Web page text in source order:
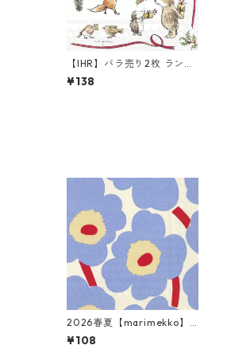
【IHR】バラ売り2枚 ランチ
サイズ ペーパーナプキン PR
ESENT FOR YOU ホワイト
¥138
2026春夏【marimekko】
バラ売り2枚 カクテルサイズ
ペーパーナプキン UNIKKO
¥108